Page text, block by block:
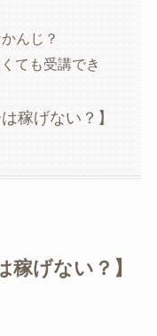
んじ？
ても受講でき
稼げない？】
稼げない？】